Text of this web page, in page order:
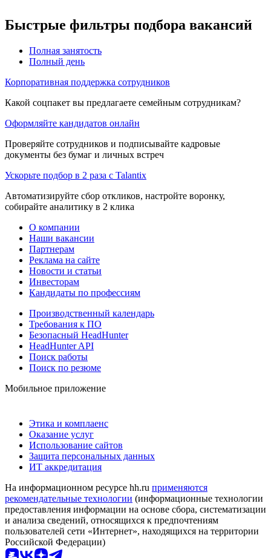
Быстрые фильтры подбора вакансий
Полная занятость
Полный день
Корпоративная поддержка сотрудников
Какой соцпакет вы предлагаете семейным сотрудникам?
Оформляйте кандидатов онлайн
Проверяйте сотрудников и подписывайте кадровые
документы без бумаг и личных встреч
Ускорьте подбор в 2 раза с Talantix
Автоматизируйте сбор откликов, настройте воронку,
собирайте аналитику в 2 клика
О компании
Наши вакансии
Партнерам
Реклама на сайте
Новости и статьи
Инвесторам
Кандидаты по профессиям
Производственный календарь
Требования к ПО
Безопасный HeadHunter
HeadHunter API
Поиск работы
Поиск по резюме
Мобильное приложение
Этика и комплаенс
Оказание услуг
Использование сайтов
Защита персональных данных
ИТ аккредитация
На информационном ресурсе hh.ru применяются
рекомендательные технологии (информационные технологии
предоставления информации на основе сбора, систематизации
и анализа сведений, относящихся к предпочтениям
пользователей сети «Интернет», находящихся на территории
Российской Федерации)